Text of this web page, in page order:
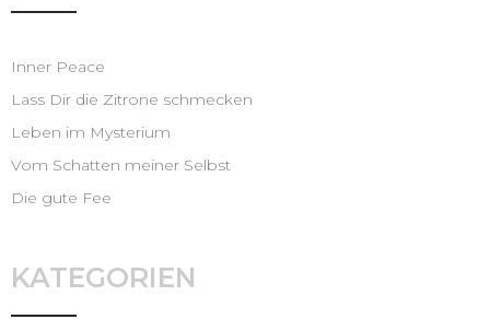
Inner Peace
Lass Dir die Zitrone schmecken
Leben im Mysterium
Vom Schatten meiner Selbst
Die gute Fee
KATEGORIEN